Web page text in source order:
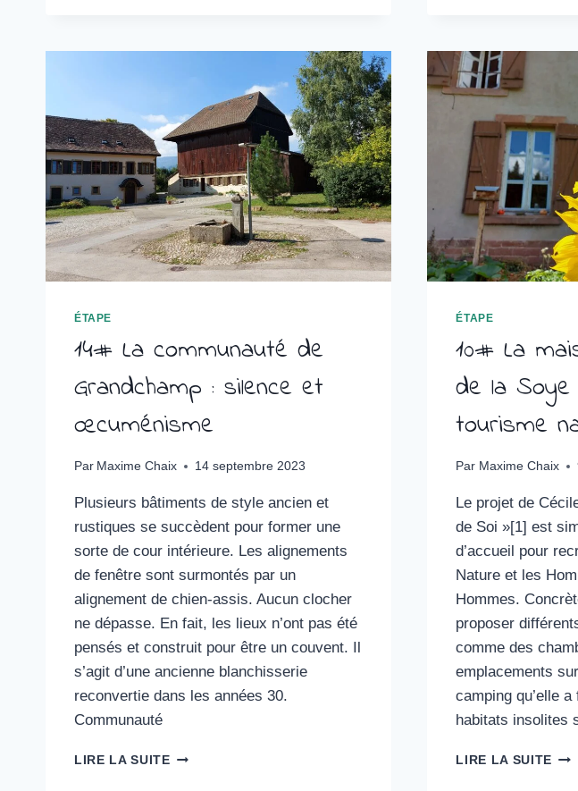
DU
ÉTAPE
14# La communauté de
Grandchamp : silence et
œcuménisme
Par Maxime Chaix 14 septembre 2023
Plusieurs bâtiments de style ancien et
rustiques se succèdent pour former une
sorte de cour intérieure. Les alignements
de fenêtre sont surmontés par un
alignement de chien-assis. Aucun clocher
ne dépasse. En fait, les lieux n’ont pas été
pensés et construit pour être un couvent. Il
s’agit d’une ancienne blanchisserie
reconvertie dans les années 30.
Communauté
LIRE LA SUITE14#
ÉTAPE
10# La
de la
tourisme
Par Maxime Chaix
Le projet de
de Soi »[1] est
d’accueil pour
Nature et les
Hommes.
proposer
comme des
emplacements
camping qu’elle
habitats insolites
LIRE LA SUITE 10#